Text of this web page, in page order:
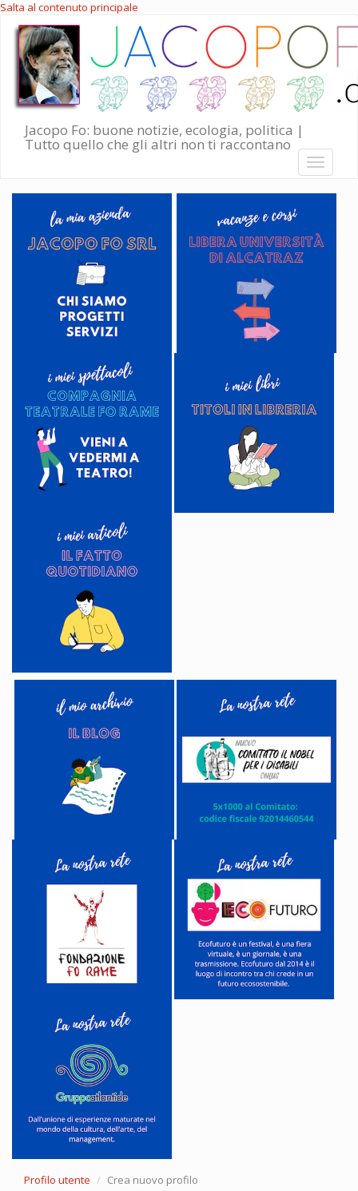
Salta al contenuto principale
Jacopo Fo: buone notizie, ecologia, politica |
Tutto quello che gli altri non ti raccontano
Toggle
Profilo utente Crea nuovo profilo